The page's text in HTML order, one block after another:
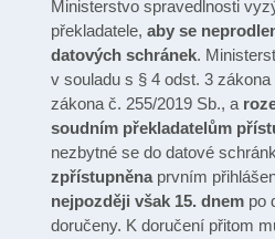
Ministerstvo spravedlnosti
překladatele, aby se
datových schránek.
v souladu s § 4 odst. 3
zákona č. 255/2019 Sb., a
soudním překladatelům
nezbytné se do datové
zpřístupněnaprvním
nejpozději však 15. dnem po
doručeny. K doručení přitom